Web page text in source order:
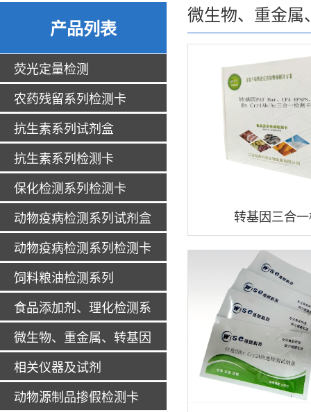
产品列表
荧光定量检测
农药残留系列检测卡
抗生素系列试剂盒
抗生素系列检测卡
保化检测系列检测卡
动物疫病检测系列试剂盒
动物疫病检测系列检测卡
饲料粮油检测系列
食品添加剂、理化检测系
列
微生物、重金属、转基因
系列
相关仪器及试剂
动物源制品掺假检测卡
微生物、重金属
转基因三合